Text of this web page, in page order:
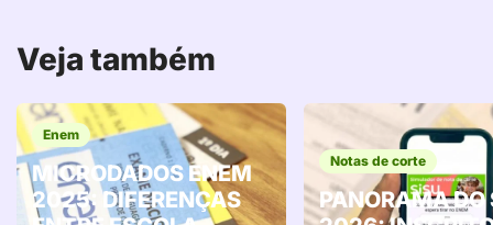
Veja também
Enem
MICRODADOS ENEM
2025: DIFERENÇAS
Notas de corte
PANORAMA DO